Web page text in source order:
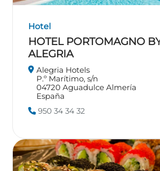
Hotel
HOTEL PORTOMAGNO
ALEGRIA
Alegria Hotels
P.º Marítimo, s/n
04720 Aguadulce Almería
España
950 34 34 32